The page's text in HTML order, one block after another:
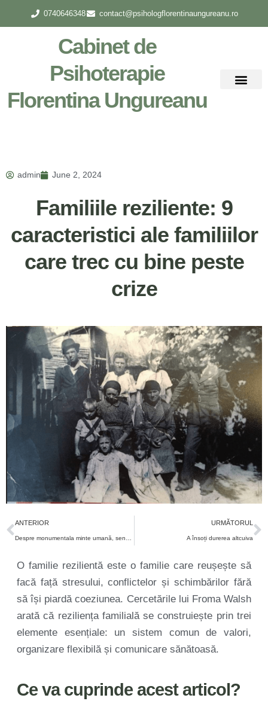
0740646348 contact@psihologflorentinaungureanu.ro
Cabinet de
Psihoterapie
Florentina Ungureanu
admin June 2, 2024
Familiile reziliente: 9
caracteristici ale familiilor
care trec cu bine peste
crize
ANTERIOR
Despre monumentala minte umană, senzațiile și starea de bine ce curg din ea
URMĂTORUL
A însoți durerea altcuiva
O familie rezilientă este o familie care reușește să
facă față stresului, conflictelor și schimbărilor fără
să își piardă coeziunea. Cercetările lui Froma Walsh
arată că reziliența familială se construiește prin trei
elemente esențiale: un sistem comun de valori,
organizare flexibilă și comunicare sănătoasă.
Ce va cuprinde acest articol?